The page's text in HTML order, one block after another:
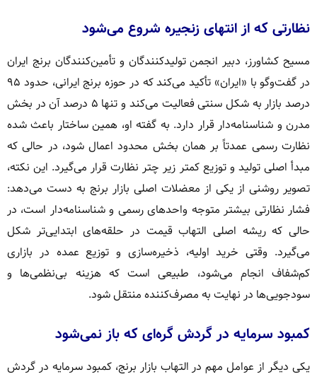
نظارتی که از انتهای زنجیره شروع می‌شود
مسیح کشاورز، دبیر انجمن تولیدکنندگان و تأمین‌کنندگان برنج ایران
در گفت‌وگو با «ایران» تأکید می‌کند که در حوزه برنج ایرانی، حدود ۹۵
درصد بازار به شکل سنتی فعالیت می‌کند و تنها ۵ درصد آن در بخش
مدرن و شناسنامه‌دار قرار دارد. به گفته او، همین ساختار باعث شده
نظارت رسمی عمدتاً بر همان بخش محدود اعمال شود، در حالی که
مبدأ اصلی تولید و توزیع کمتر زیر چتر نظارت قرار می‌گیرد. این نکته،
تصویر روشنی از یکی از معضلات اصلی بازار برنج به دست می‌دهد:
فشار نظارتی بیشتر متوجه واحدهای رسمی و شناسنامه‌دار است، در
حالی که ریشه اصلی التهاب قیمت در حلقه‌های ابتدایی‌تر شکل
می‌گیرد. وقتی خرید اولیه، ذخیره‌سازی و توزیع عمده در بازاری
کم‌شفاف انجام می‌شود، طبیعی است که هزینه بی‌نظمی‌ها و
سودجویی‌ها در نهایت به مصرف‌کننده منتقل شود.
کمبود سرمایه در گردش گره‌ای که باز نمی‌شود
یکی دیگر از عوامل مهم در التهاب بازار برنج، کمبود سرمایه در گردش